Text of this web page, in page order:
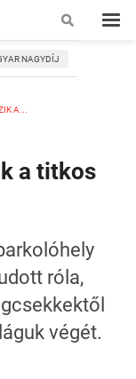
NAGYDÍJ
A...
a titkos
róla,
végét.